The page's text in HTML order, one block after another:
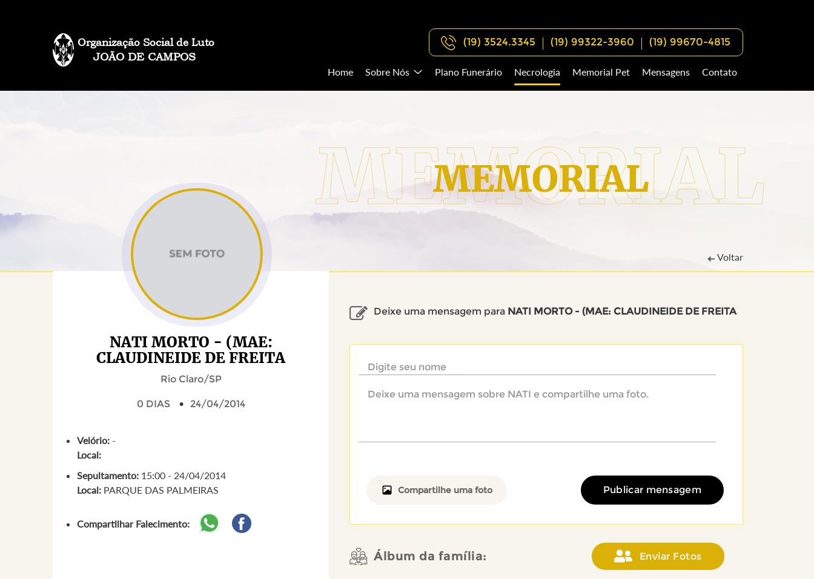
(19) 3524.3345 (19) 99322-3960 (19) 99670-4815
JOÃO DE CAMPOS
Organização Social de Luto
Home Sobre Nós Plano Funerário Necrologia Memorial Pet Mensagens Contato
MEMORIAL
Voltar
NATI MORTO - (MAE:
CLAUDINEIDE DE FREITA
Rio Claro/SP
0 DIAS 24/04/2014
Velório: -
Local:
Sepultamento: 15:00 - 24/04/2014
Local: PARQUE DAS PALMEIRAS
Compartilhar Falecimento:
Deixe uma mensagem para NATI MORTO - (MAE: CLAUDINEIDE DE FREITA
Compartilhe uma foto Publicar mensagem
Álbum da família: Enviar Fotos